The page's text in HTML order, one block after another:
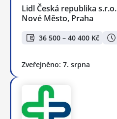
Lidl Česká republika s.r.o.
Nové Město, Praha
36 500 – 40 400 Kč
Zveřejněno: 7. srpna